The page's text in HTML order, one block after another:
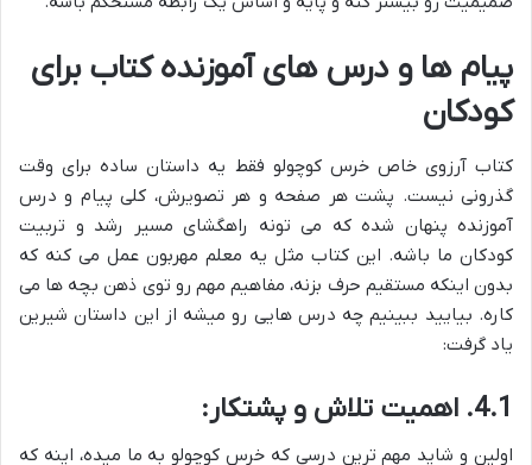
پیام ها و درس های آموزنده کتاب برای
کودکان
کتاب آرزوی خاص خرس کوچولو فقط یه داستان ساده برای وقت
گذرونی نیست. پشت هر صفحه و هر تصویرش، کلی پیام و درس
آموزنده پنهان شده که می تونه راهگشای مسیر رشد و تربیت
کودکان ما باشه. این کتاب مثل یه معلم مهربون عمل می کنه که
بدون اینکه مستقیم حرف بزنه، مفاهیم مهم رو توی ذهن بچه ها می
کاره. بیایید ببینیم چه درس هایی رو میشه از این داستان شیرین
یاد گرفت:
4.1. اهمیت تلاش و پشتکار:
اولین و شاید مهم ترین درسی که خرس کوچولو به ما میده، اینه که